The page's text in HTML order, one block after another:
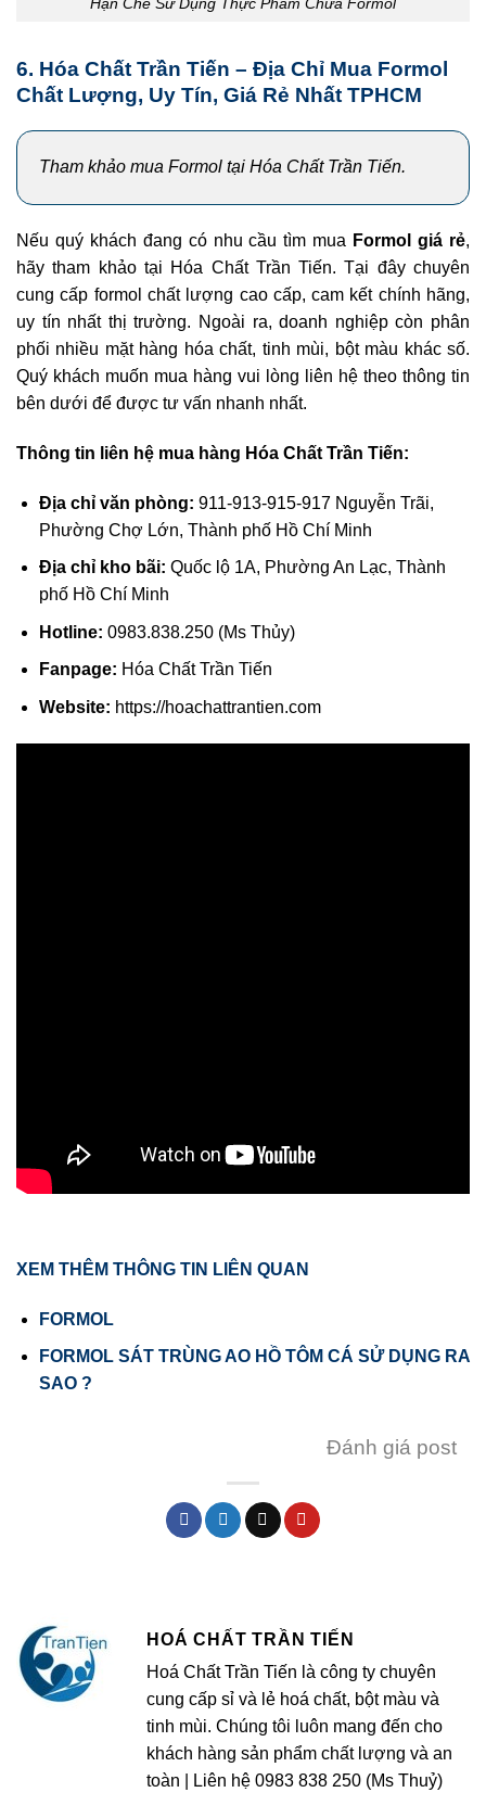
6. Hóa Chất Trần Tiến – Địa Chỉ Mua Formol
Chất Lượng, Uy Tín, Giá Rẻ Nhất TPHCM
Tham khảo mua Formol tại Hóa Chất Trần Tiến.
Nếu quý khách đang có nhu cầu tìm mua Formol giá rẻ,
hãy tham khảo tại Hóa Chất Trần Tiến. Tại đây chuyên
cung cấp formol chất lượng cao cấp, cam kết chính hãng,
uy tín nhất thị trường. Ngoài ra, doanh nghiệp còn phân
phối nhiều mặt hàng hóa chất, tinh mùi, bột màu khác số.
Quý khách muốn mua hàng vui lòng liên hệ theo thông tin
bên dưới để được tư vấn nhanh nhất.
Thông tin liên hệ mua hàng Hóa Chất Trần Tiến:
Địa chỉ văn phòng: 911-913-915-917 Nguyễn Trãi,
Phường Chợ Lớn, Thành phố Hồ Chí Minh
Địa chỉ kho bãi: Quốc lộ 1A, Phường An Lạc, Thành
phố Hồ Chí Minh
Hotline: 0983.838.250 (Ms Thủy)
Fanpage: Hóa Chất Trần Tiến
Website: https://hoachattrantien.com
XEM THÊM THÔNG TIN LIÊN QUAN
FORMOL
FORMOL SÁT TRÙNG AO HỒ TÔM CÁ SỬ DỤNG RA
SAO ?
Đánh giá post
HOÁ CHẤT TRẦN TIẾN
Hoá Chất Trần Tiến là công ty chuyên
cung cấp sỉ và lẻ hoá chất, bột màu và
tinh mùi. Chúng tôi luôn mang đến cho
khách hàng sản phẩm chất lượng và an
toàn | Liên hệ 0983 838 250 (Ms Thuỷ)